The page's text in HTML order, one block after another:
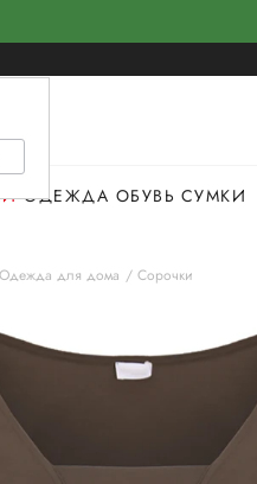
ОДЕЖДА ОБУВЬ СУМКИ
Одежда для дома Сорочки